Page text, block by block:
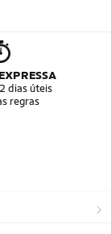
dias úteis
regras